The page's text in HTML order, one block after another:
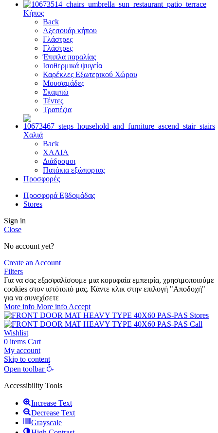
Κήπος
Back
Αξεσουάρ κήπου
Γλάστρες
Γλάστρες
Έπιπλα παραλίας
Ισοθερμικά ψυγεία
Καρέκλες Εξωτερικού Χώρου
Μουσαμάδες
Σκαμπώ
Τέντες
Τραπέζια
Χαλιά
Back
ΧΑΛΙΑ
Διάδρομοι
Πατάκια εξώπορτας
Προσφορές
Προσφορά Εβδομάδας
Stores
Sign in
Close
No account yet?
Create an Account
Filters
Για να σας εξασφαλίσουμε μια κορυφαία εμπειρία, χρησιμοποιούμε
cookies στον ιστότοπό μας. Κάντε κλικ στην επιλογή "Αποδοχή"
για να συνεχίσετε
More info More info Accept
Stores
Call
Wishlist
0 items Cart
My account
Skip to content
Open toolbar
Accessibility Tools
Increase Text
Decrease Text
Grayscale